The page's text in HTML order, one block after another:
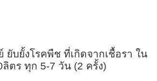
ยับยั้งโรคพืช ที่เกิดจากเชื้อรา ใน
ตร ทุก 5-7 วัน (2 ครั้ง)